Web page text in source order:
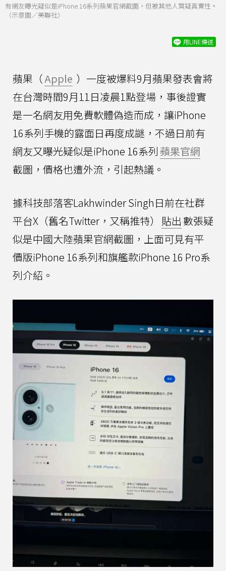
有網友曝光疑似是iPhone 16系列蘋果官網截圖，但被其他人質疑真實性。
（示意圖／美聯社）
用LINE傳送
蘋果（Apple ）一度被爆料9月蘋果發表會將
在台灣時間9月11日凌晨1點登場，事後證實
是一名網友用免費軟體偽造而成，讓iPhone
16系列手機的露面日再度成謎，不過日前有
網友又曝光疑似是iPhone 16系列蘋果官網
截圖，價格也遭外流，引起熱議。
據科技部落客Lakhwinder Singh日前在社群
平台X（舊名Twitter，又稱推特）
貼出 數張疑
似是中國大陸蘋果官網截圖，上面可見有平
價版iPhone 16系列和旗艦款iPhone 16 Pro系
列介紹。